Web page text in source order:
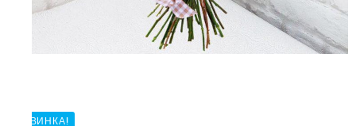
НОВИНКА!